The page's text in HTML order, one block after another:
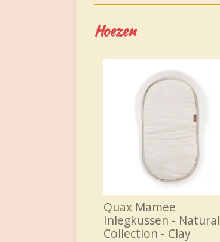
Hoezen
Quax Mamee
Inlegkussen - Natural
Collection - Clay